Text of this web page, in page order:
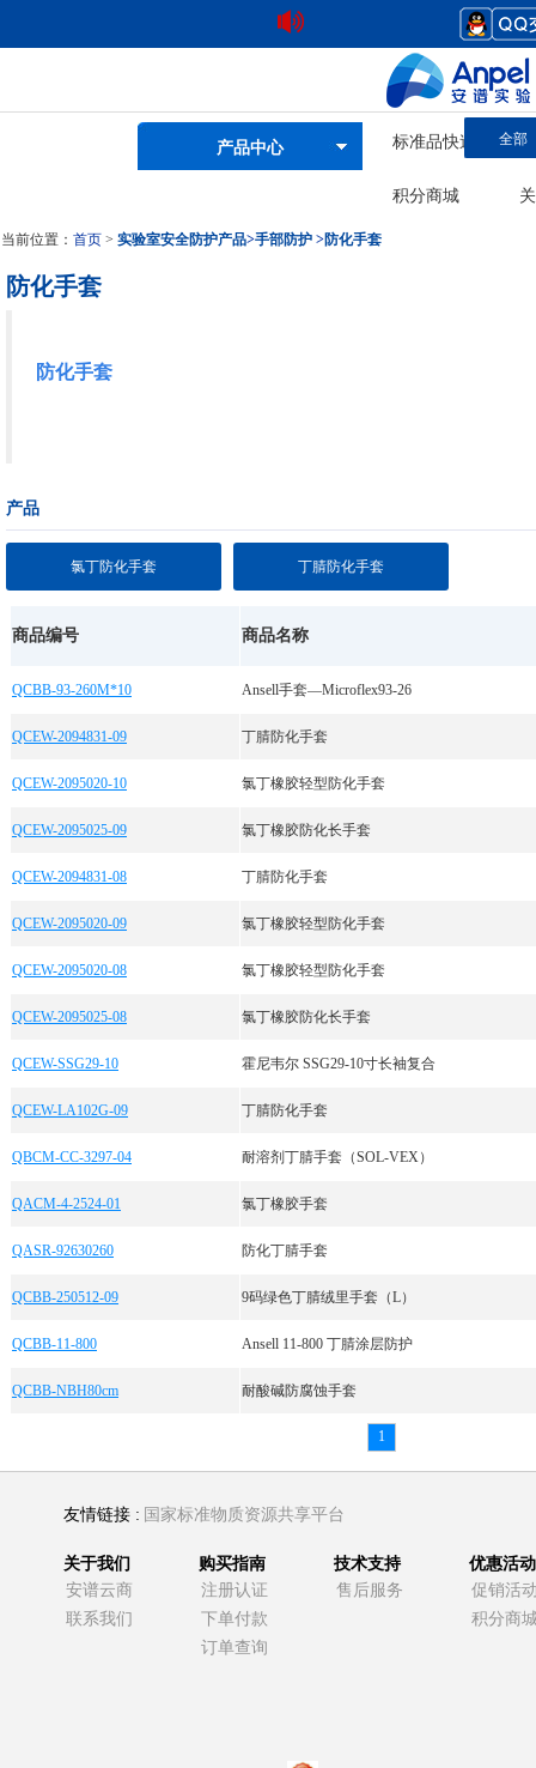
全部
产品中心 标准品快速查询
积分商城
当前位置： 首页 > 实验室安全防护产品>手部防护 >防化手套
防化手套
防化手套
产品
氯丁防化手套 丁腈防化手套
商品编号 商品名称
QCBB-93-260M*10 Ansell手套—Microflex93-26
QCEW-2094831-09 丁腈防化手套
QCEW-2095020-10 氯丁橡胶轻型防化手套
QCEW-2095025-09 氯丁橡胶防化长手套
QCEW-2094831-08 丁腈防化手套
QCEW-2095020-09 氯丁橡胶轻型防化手套
QCEW-2095020-08 氯丁橡胶轻型防化手套
QCEW-2095025-08 氯丁橡胶防化长手套
QCEW-SSG29-10 霍尼韦尔 SSG29-10寸长袖复合
QCEW-LA102G-09 丁腈防化手套
QBCM-CC-3297-04 耐溶剂丁腈手套（SOL-VEX）
QACM-4-2524-01 氯丁橡胶手套
QASR-92630260 防化丁腈手套
QCBB-250512-09 9码绿色丁腈绒里手套（L）
QCBB-11-800 Ansell 11-800 丁腈涂层防护
QCBB-NBH80cm 耐酸碱防腐蚀手套
1
友情链接 : 国家标准物质资源共享平台
关于我们
安谱云商
联系我们
购买指南
注册认证
下单付款
订单查询
技术支持
售后服务
优惠活动
促销活
积分商